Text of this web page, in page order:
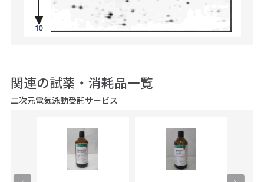
関連の試薬・消耗品一覧
二次元電気泳動受託サービス